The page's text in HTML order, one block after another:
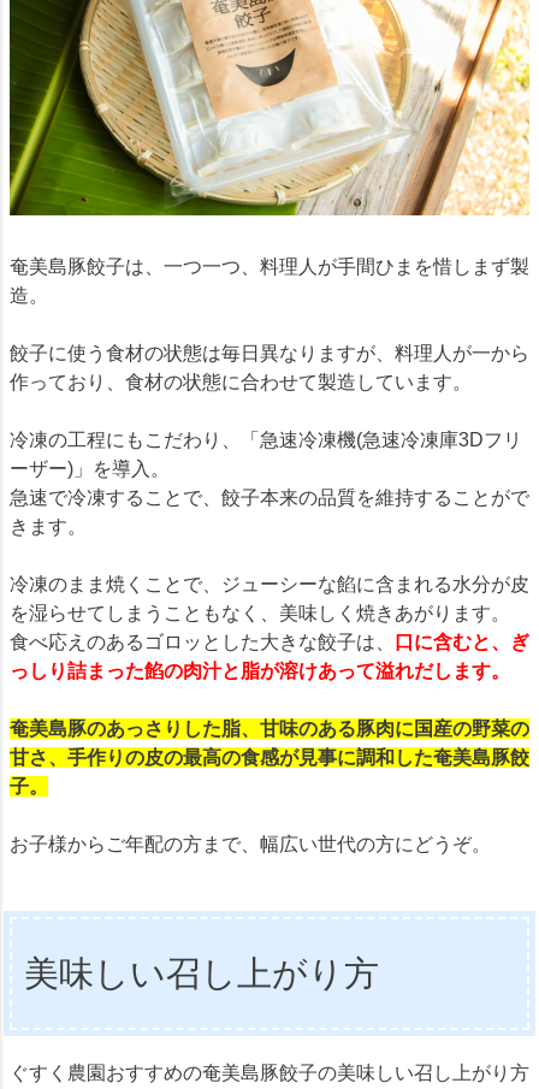
奄美島豚餃子は、一つ一つ、料理人が手間ひまを惜しまず製
造。
餃子に使う食材の状態は毎日異なりますが、料理人が一から
作っており、食材の状態に合わせて製造しています。
冷凍の工程にもこだわり、「急速冷凍機(急速冷凍庫3Dフリ
ーザー)」を導入。
急速で冷凍することで、餃子本来の品質を維持することがで
きます。
冷凍のまま焼くことで、ジューシーな餡に含まれる水分が皮
を湿らせてしまうこともなく、美味しく焼きあがります。
食べ応えのあるゴロッとした大きな餃子は、
口に含むと、ぎ
っしり詰まった餡の肉汁と脂が溶けあって溢れだします。
奄美島豚のあっさりした脂、甘味のある豚肉に国産の野菜の
甘さ、手作りの皮の最高の食感が見事に調和した奄美島豚餃
子。
お子様からご年配の方まで、幅広い世代の方にどうぞ。
美味しい召し上がり方
ぐすく農園おすすめの奄美島豚餃子の美味しい召し上がり方